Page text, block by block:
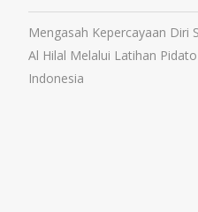
Mengasah Kepercayaan Diri
Al Hilal Melalui Latihan
Indonesia